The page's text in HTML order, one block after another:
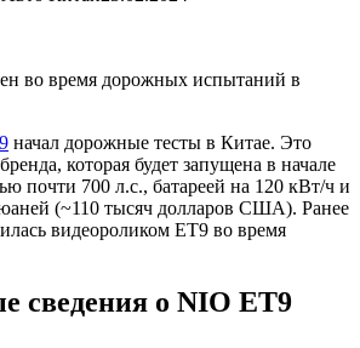
во время дорожных испытаний в
начал дорожные тесты в Китае. Это
которая будет запущена в начале
почти 700 л.с., батареей на 120 кВт/ч и
(~110 тысяч долларов США). Ранее
видеороликом ET9 во время
сведения о NIO ET9